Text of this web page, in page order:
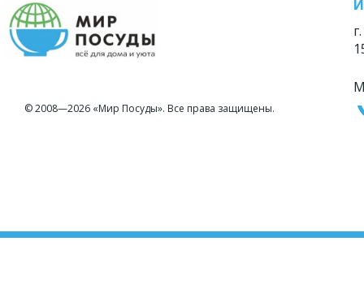
© 2008—2026 «Мир Посуды». Все права защищены.